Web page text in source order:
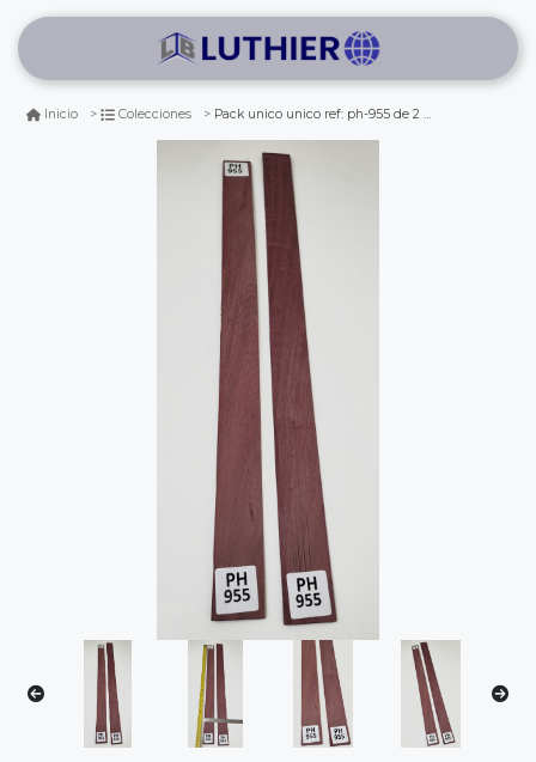
Inicio Colecciones Pack unico unico ref: ph-955 de 2 laminas de purple heart